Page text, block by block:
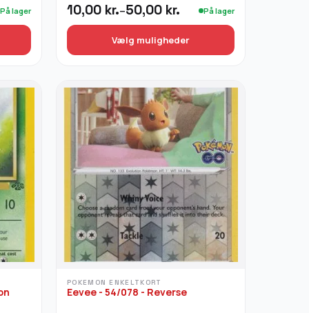
På lager 10,00 kr.–50,00 kr.
Prisinterval:
10,00 kr.
50,00 kr.
På lager
Vælg muligheder
har
flere
varianter.
Mulighederne
kan
vælges
på
varesiden
POKEMON ENKELTKORT
Eevee - 54/078 - Reverse